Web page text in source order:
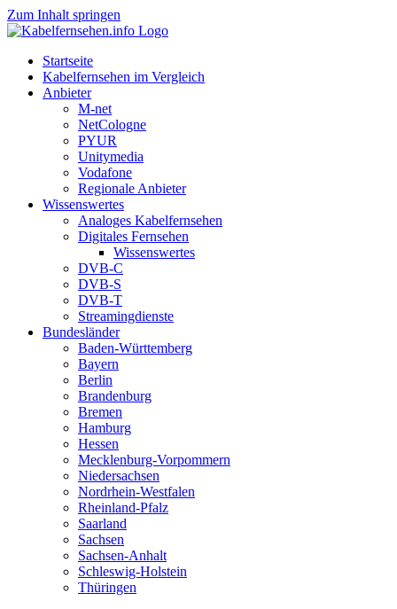
Zum Inhalt springen
Startseite
Kabelfernsehen im Vergleich
Anbieter
M-net
NetCologne
PYUR
Unitymedia
Vodafone
Regionale Anbieter
Wissenswertes
Analoges Kabelfernsehen
Digitales Fernsehen
Wissenswertes
DVB-C
DVB-S
DVB-T
Streamingdienste
Bundesländer
Baden-Württemberg
Bayern
Berlin
Brandenburg
Bremen
Hamburg
Hessen
Mecklenburg-Vorpommern
Niedersachsen
Nordrhein-Westfalen
Rheinland-Pfalz
Saarland
Sachsen
Sachsen-Anhalt
Schleswig-Holstein
Thüringen